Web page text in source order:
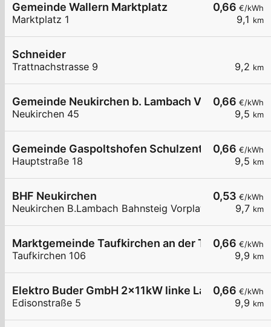
0,66 €/kWh
9,1 km
Gemeinde Wallern Marktplatz
Marktplatz 1
9,2 km
Schneider
Trattnachstrasse 9
0,66 €/kWh
9,5 km
Gemeinde Neukirchen b. Lambach Volksschule
Neukirchen 45
0,66 €/kWh
9,5 km
Gemeinde Gaspoltshofen Schulzentrum
Hauptstraße 18
0,53 €/kWh
9,7 km
BHF Neukirchen
Neukirchen B.Lambach Bahnsteig Vorplatz
0,66 €/kWh
9,9 km
Marktgemeinde Taufkirchen an der Tratttnach
Taufkirchen 106
0,66 €/kWh
9,9 km
Elektro Buder GmbH 2x11kW linke Ladestation
Edisonstraße 5